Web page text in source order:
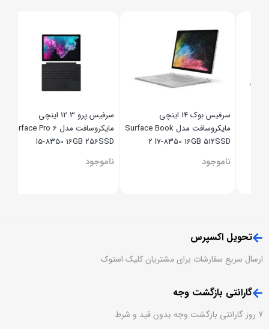
سرفیس بوک 14 اینچی
مایکروسافت مدل Surface Book
2 I7-8350 16GB 512SSD
ناموجود
سرفیس پرو 12.3 اینچی
مایکروسافت مدل Surface Pro 6
I5-8350 16GB 256SSD
ناموجود
تحویل اکسپرس
ارسال سریع سفارشات برای مشتریان کلیک استوک
گارانتی بازگشت وجه
7 روز گارانتی بازگشت وجه بدون قید و شرط